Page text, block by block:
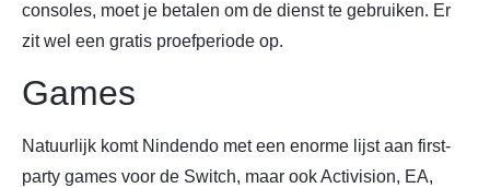
consoles, moet je betalen om de dienst te gebruiken. Er
zit wel een gratis proefperiode op.
Games
Natuurlijk komt Nindendo met een enorme lijst aan first-
party games voor de Switch, maar ook Activision, EA,